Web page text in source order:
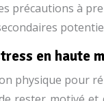
précautions à
en haute
pour